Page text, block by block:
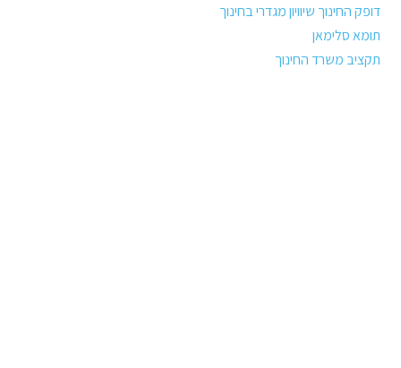
דופק החינוך שיוויון מגדרי בחינוך
תומא סלימאן
תקציב משרד החינוך